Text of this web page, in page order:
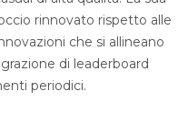
rinnovato rispetto alle
che si allineano
di leaderboard
periodici.